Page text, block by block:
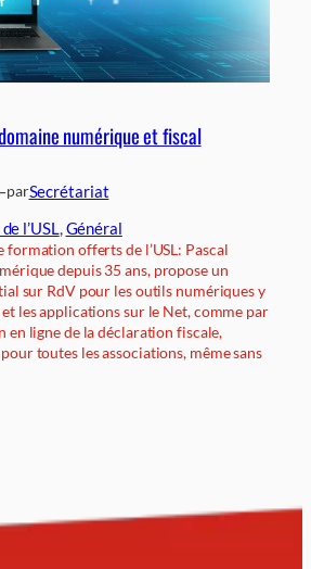
numérique et fiscal
parSecrétariat
l’USL, Général
formation offerts de l’USL: Pascal
depuis 35 ans, propose un
sur RdV pour les outils numériques y
les applications sur le Net, comme par
en ligne de la déclaration fiscale,
toutes les associations, même sans